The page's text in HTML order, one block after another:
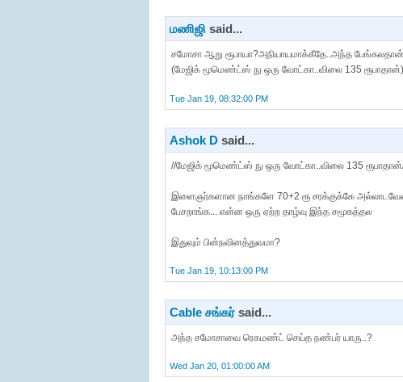
மணிஜிsaid...
சமோசா ஆறு ரூபாயா?அநியாயமாக்கீதே..அந்த
(மேஜிக் மூமெண்ட்ஸ் நு ஒரு வோட்கா..விலை 135 ரூபாதான்)
Tue Jan 19, 08:32:00 PM
Ashok Dsaid...
//மேஜிக் மூமெண்ட்ஸ் நு ஒரு வோட்கா..விலை 135
இளைஞர்களான நாங்களே 70+2 ரூ சரக்குக்கே
பேசறாங்க... என்ன ஒரு ஏற்ற தாழ்வு இந்த சமூகத்தல
இதுவும் பின்நவினத்துவமா?
Tue Jan 19, 10:13:00 PM
Cable சங்கர்said...
அந்த சமோசாவை ரெகமண்ட் செய்த நண்பர் யாரு..?
Wed Jan 20, 01:00:00 AM